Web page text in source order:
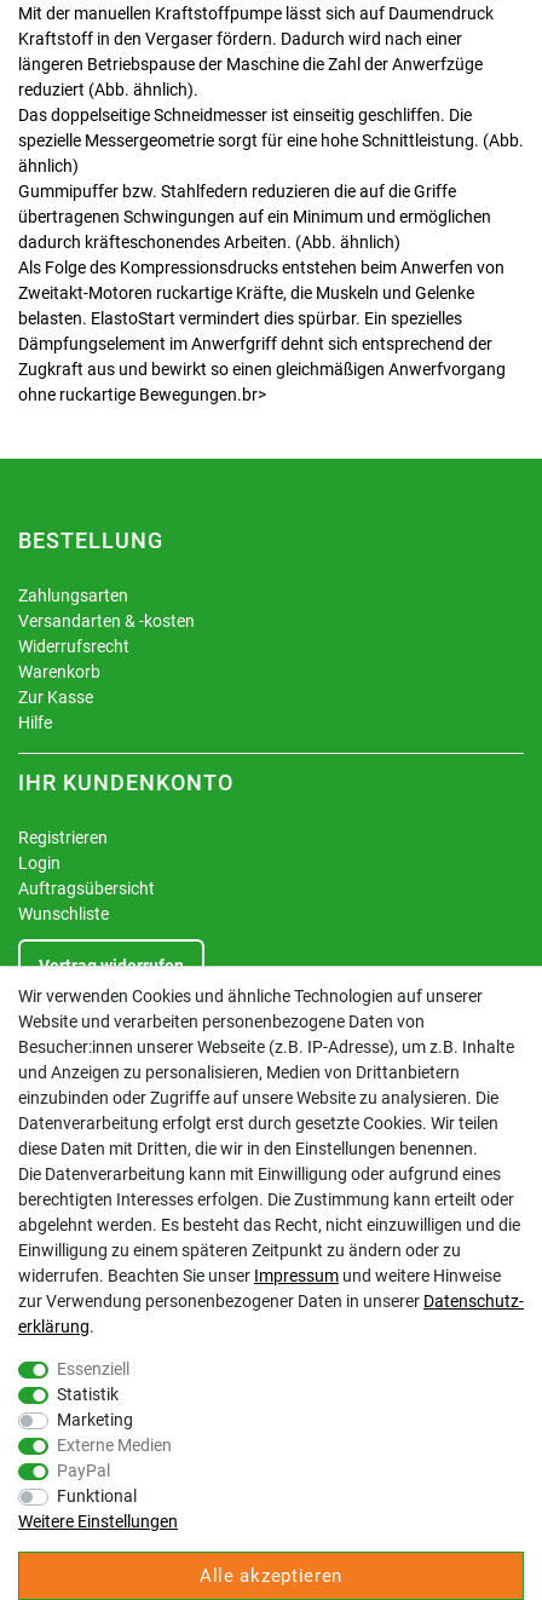
Mit der manuellen Kraftstoffpumpe lässt sich auf Daumendruck
Kraftstoff in den Vergaser fördern. Dadurch wird nach einer
längeren Betriebspause der Maschine die Zahl der Anwerfzüge
reduziert (Abb. ähnlich).
Das doppelseitige Schneidmesser ist einseitig geschliffen. Die
spezielle Messergeometrie sorgt für eine hohe Schnittleistung. (Abb.
ähnlich)
Gummipuffer bzw. Stahlfedern reduzieren die auf die Griffe
übertragenen Schwingungen auf ein Minimum und ermöglichen
dadurch kräfteschonendes Arbeiten. (Abb. ähnlich)
Als Folge des Kompressionsdrucks entstehen beim Anwerfen von
Zweitakt-Motoren ruckartige Kräfte, die Muskeln und Gelenke
belasten. ElastoStart vermindert dies spürbar. Ein spezielles
Dämpfungselement im Anwerfgriff dehnt sich entsprechend der
Zugkraft aus und bewirkt so einen gleichmäßigen Anwerfvorgang
ohne ruckartige Bewegungen.br>
BESTELLUNG
Zahlungsarten
Versandarten & -kosten
Widerrufsrecht
Warenkorb
Zur Kasse
Hilfe
IHR KUNDENKONTO
Registrieren
Login
Auftragsübersicht
Wunschliste
Vertrag widerrufen
INFORMATIONEN
Kontakt
Datenschutzerklärung
AGB
Impressum
Barrierefreiheitserklärung
Altbatterie-Ensorgung
Gölz Motorgeräte Nord GmbH & Co. KG
Melatengürtel 23
50933 Köln
Shop Hotline Mo-Fr 9:00-17:00 Uhr Tel. 0221-9543096
Fax 0221-541358
Unsere STORE Anschriften und Öffnungszeiten:
Wir verwenden Cookies und ähnliche Technologien auf unserer
Website und verarbeiten personenbezogene Daten von
Besucher:innen unserer Webseite (z.B. IP-Adresse), um z.B. Inhalte
und Anzeigen zu personalisieren, Medien von Drittanbietern
einzubinden oder Zugriffe auf unsere Website zu analysieren. Die
Datenverarbeitung erfolgt erst durch gesetzte Cookies. Wir teilen
diese Daten mit Dritten, die wir in den Einstellungen benennen.
Die Datenverarbeitung kann mit Einwilligung oder aufgrund eines
berechtigten Interesses erfolgen. Die Zustimmung kann erteilt oder
abgelehnt werden. Es besteht das Recht, nicht einzuwilligen und die
Einwilligung zu einem späteren Zeitpunkt zu ändern oder zu
widerrufen. Beachten Sie unser Impressum und weitere Hinweise
zur Verwendung personenbezogener Daten in unserer Daten­schutz­
erklärung.
Essenziell
Statistik
Marketing
Externe Medien
PayPal
Funktional
Weitere Einstellungen
Alle akzeptieren